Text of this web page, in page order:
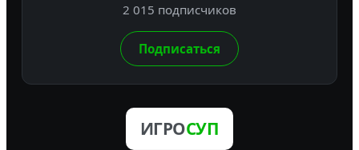
2 015 подписчиков
Подписаться
ИГРОСУП